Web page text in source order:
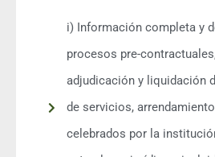
i) Información completa y
procesos pre-
adjudicación y liquidación
de servicios,
celebrados por la